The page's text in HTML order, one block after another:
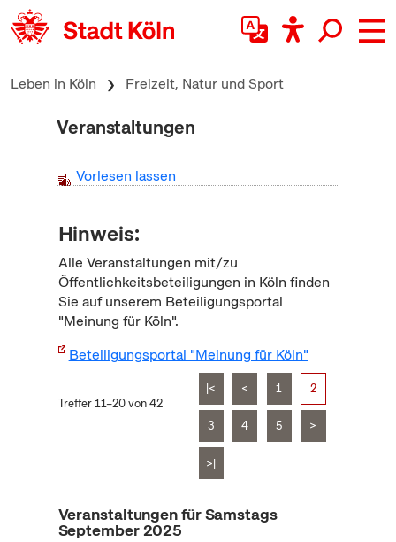
zum Inhalt springen
Leben in Köln Freizeit, Natur und Sport
Veranstaltungen
Vorlesen lassen
Hinweis:
Alle Veranstaltungen mit/zu
Öffentlichkeitsbeteiligungen in Köln finden
Sie auf unserem Beteiligungsportal
"Meinung für Köln".
Beteiligungsportal "Meinung für Köln"
Treffer 11–20 von 42
|< < 1 2
3 4 5 >
>|
Veranstaltungen für Samstags
September 2025